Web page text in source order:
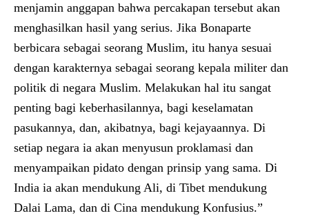
menjamin anggapan bahwa percakapan tersebut akan
menghasilkan hasil yang serius. Jika Bonaparte
berbicara sebagai seorang Muslim, itu hanya sesuai
dengan karakternya sebagai seorang kepala militer dan
politik di negara Muslim. Melakukan hal itu sangat
penting bagi keberhasilannya, bagi keselamatan
pasukannya, dan, akibatnya, bagi kejayaannya. Di
setiap negara ia akan menyusun proklamasi dan
menyampaikan pidato dengan prinsip yang sama. Di
India ia akan mendukung Ali, di Tibet mendukung
Dalai Lama, dan di Cina mendukung Konfusius.”